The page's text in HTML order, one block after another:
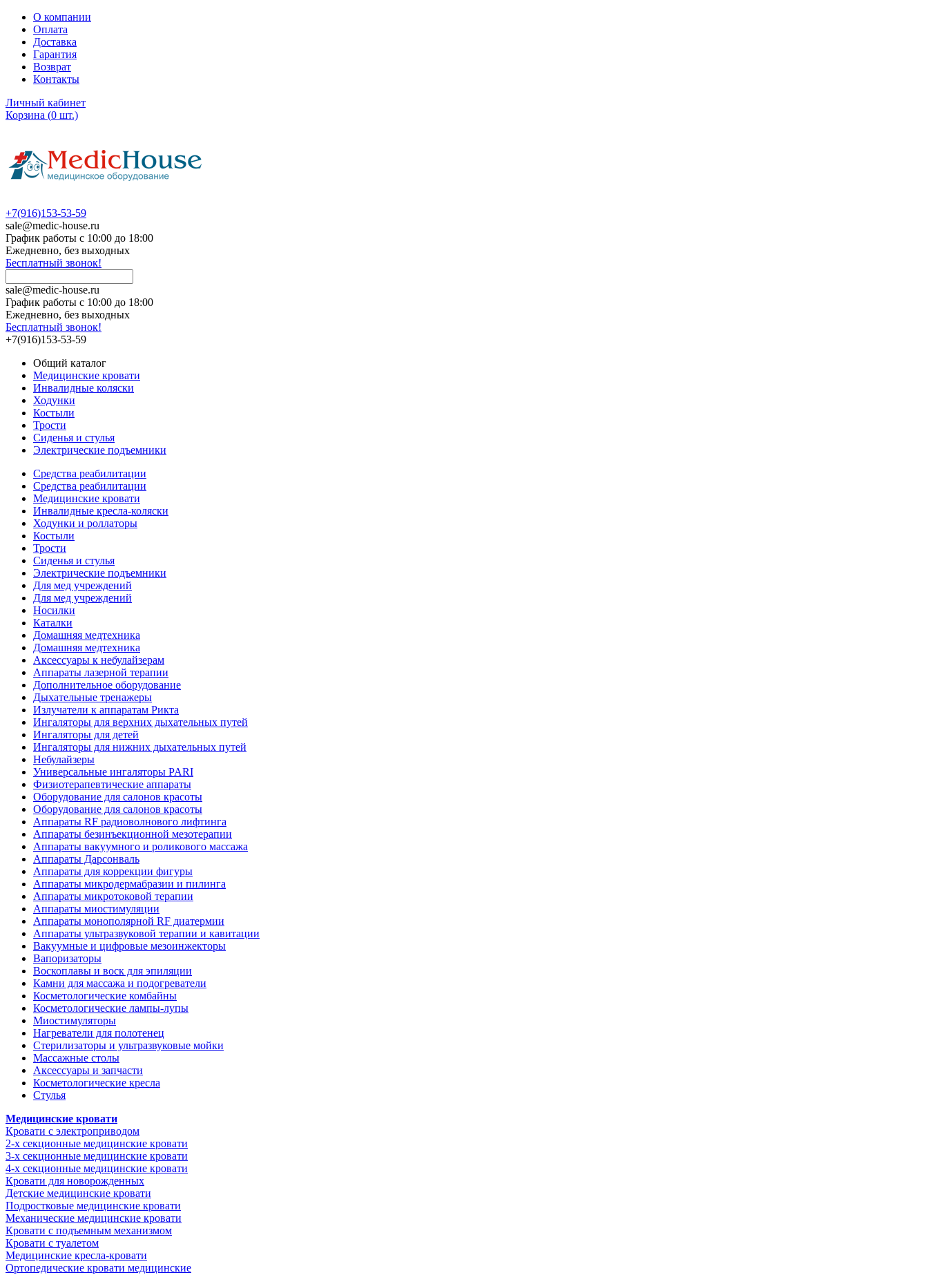
О компании
Оплата
Доставка
Гарантия
Возврат
Контакты
Личный кабинет
Корзина (0 шт.)
+7(916)153-53-59
sale@medic-house.ru
График работы с 10:00 до 18:00
Ежедневно, без выходных
Бесплатный звонок!
sale@medic-house.ru
График работы с 10:00 до 18:00
Ежедневно, без выходных
Бесплатный звонок!
+7(916)153-53-59
Общий каталог
Медицинские кровати
Инвалидные коляски
Ходунки
Костыли
Трости
Сиденья и стулья
Электрические подъемники
Средства реабилитации
Средства реабилитации
Медицинские кровати
Инвалидные кресла-коляски
Ходунки и роллаторы
Костыли
Трости
Сиденья и стулья
Электрические подъемники
Для мед учреждений
Для мед учреждений
Носилки
Каталки
Домашняя медтехника
Домашняя медтехника
Аксессуары к небулайзерам
Аппараты лазерной терапии
Дополнительное оборудование
Дыхательные тренажеры
Излучатели к аппаратам Рикта
Ингаляторы для верхних дыхательных путей
Ингаляторы для детей
Ингаляторы для нижних дыхательных путей
Небулайзеры
Универсальные ингаляторы PARI
Физиотерапевтические аппараты
Оборудование для салонов красоты
Оборудование для салонов красоты
Аппараты RF радиоволнового лифтинга
Аппараты безинъекционной мезотерапии
Аппараты вакуумного и роликового массажа
Аппараты Дарсонваль
Аппараты для коррекции фигуры
Аппараты микродермабразии и пилинга
Аппараты микротоковой терапии
Аппараты миостимуляции
Аппараты монополярной RF диатермии
Аппараты ультразвуковой терапии и кавитации
Вакуумные и цифровые мезоинжекторы
Вапоризаторы
Воскоплавы и воск для эпиляции
Камни для массажа и подогреватели
Косметологические комбайны
Косметологические лампы-лупы
Миостимуляторы
Нагреватели для полотенец
Стерилизаторы и ультразвуковые мойки
Массажные столы
Аксессуары и запчасти
Косметологические кресла
Стулья
Медицинские кровати
Кровати с электроприводом
2-х секционные медицинские кровати
3-х секционные медицинские кровати
4-х секционные медицинские кровати
Кровати для новорожденных
Детские медицинские кровати
Подростковые медицинские кровати
Механические медицинские кровати
Кровати с подъемным механизмом
Кровати с туалетом
Медицинские крeсла-кровати
Ортопедические кровати медицинские